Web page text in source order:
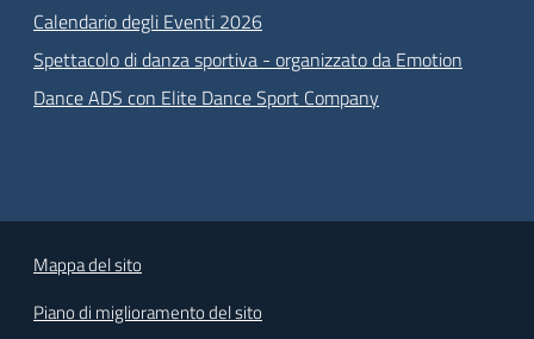
Calendario degli Eventi 2026
Spettacolo di danza sportiva - organizzato da Emotion
Dance ADS con Elite Dance Sport Company
Mappa del sito
Piano di miglioramento del sito